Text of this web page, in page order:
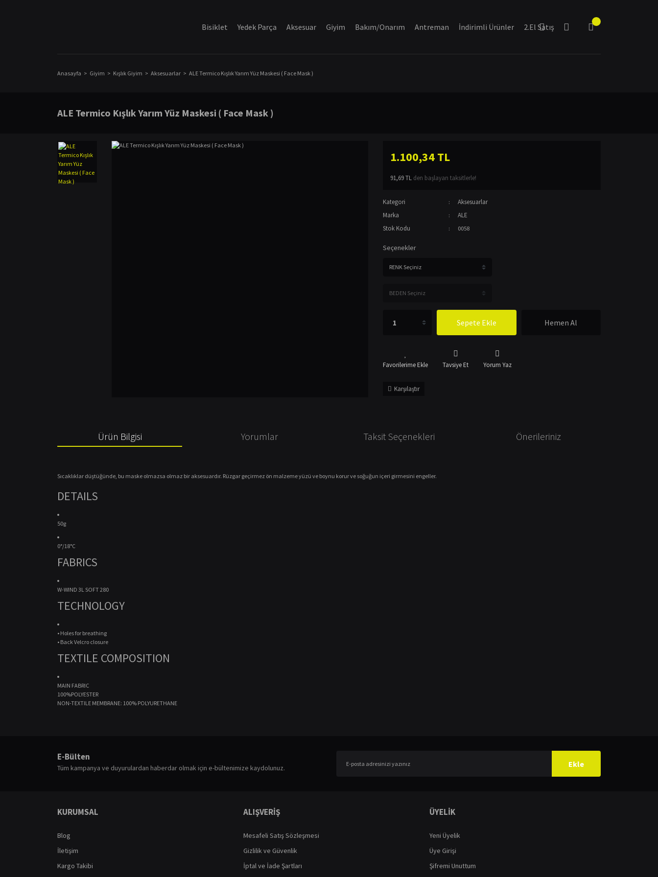
Bisiklet Yedek Parça Aksesuar Giyim Bakım/Onarım Antreman İndirimli Ürünler 2.El Satış
Anasayfa Giyim Kışlık Giyim Aksesuarlar ALE Termico Kışlık Yarım Yüz Maskesi ( Face Mask )
ALE Termico Kışlık Yarım Yüz Maskesi ( Face Mask )
1.100,34 TL
91,69 TL den başlayan taksitlerle!
Kategori
Aksesuarlar
Marka
ALE
Stok Kodu
0058
Seçenekler
Sepete Ekle Hemen Al
Tavsiye Et Yorum Yaz
Karşılaştır
Ürün Bilgisi Yorumlar Taksit Seçenekleri Önerileriniz
Sıcaklıklar düştüğünde, bu maske olmazsa olmaz bir aksesuardır. Rüzgar geçirmez ön malzeme yüzü ve boynu korur ve soğuğun içeri girmesini engeller.
DETAILS
50g
0°/18°C
FABRICS
W-WIND 3L SOFT 280
TECHNOLOGY
• Holes for breathing
• Back Velcro closure
TEXTILE COMPOSITION
MAIN FABRIC
100%POLYESTER
NON-TEXTILE MEMBRANE: 100% POLYURETHANE
Ürün resmi kalitesiz, bozuk veya görüntülenemiyor.
Ürün fiyatı diğer sitelerden daha pahalı.
E-Bülten
Tüm kampanya ve duyurulardan haberdar olmak için e-bültenimize kaydolunuz. Ekle
KURUMSAL
Blog
İletişim
Kargo Takibi
ALIŞVERİŞ
Mesafeli Satış Sözleşmesi
Gizlilik ve Güvenlik
İptal ve İade Şartları
ÜYELİK
Yeni Üyelik
Üye Girişi
Şifremi Unuttum